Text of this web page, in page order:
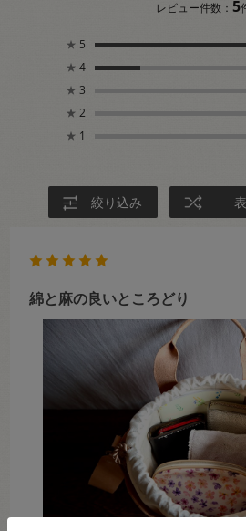
レビュー件数：5
★ 5
★ 4
★ 3
★ 2
★ 1
絞り込み
綿と麻の良いところどり